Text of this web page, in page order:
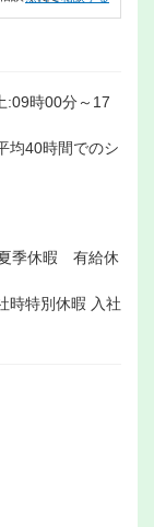
:09時00分～17
均40時間でのシ
季休暇 有給休
時特別休暇 入社